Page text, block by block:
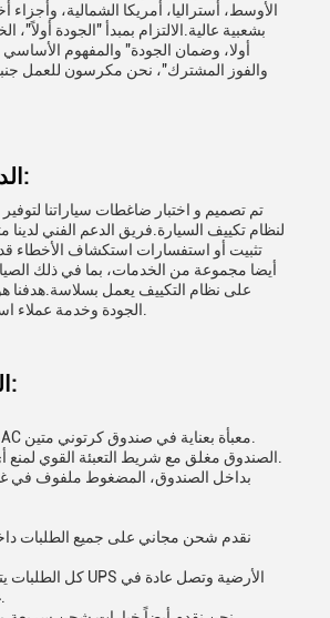
الأوسط، أستراليا، أمريكا الشمالية، وأجزاء
بشعبية عالية.الالتزام بمبدأ "الجودة أولاً"،
أولا، وضمان الجودة" والمفهوم الأساسي
والفوز المشترك"، نحن مكرسون للعمل
الدعم والخدمات:
تم تصميم و اختبار ضاغطات سياراتنا
لنظام تكييف السيارة.فريق الدعم الفني
تثبيت أو استفسارات استكشاف الأخطاء
أيضا مجموعة من الخدمات، بما في ذلك
على نظام التكييف يعمل بسلاسة.هدفنا
التعبئة والشحن: